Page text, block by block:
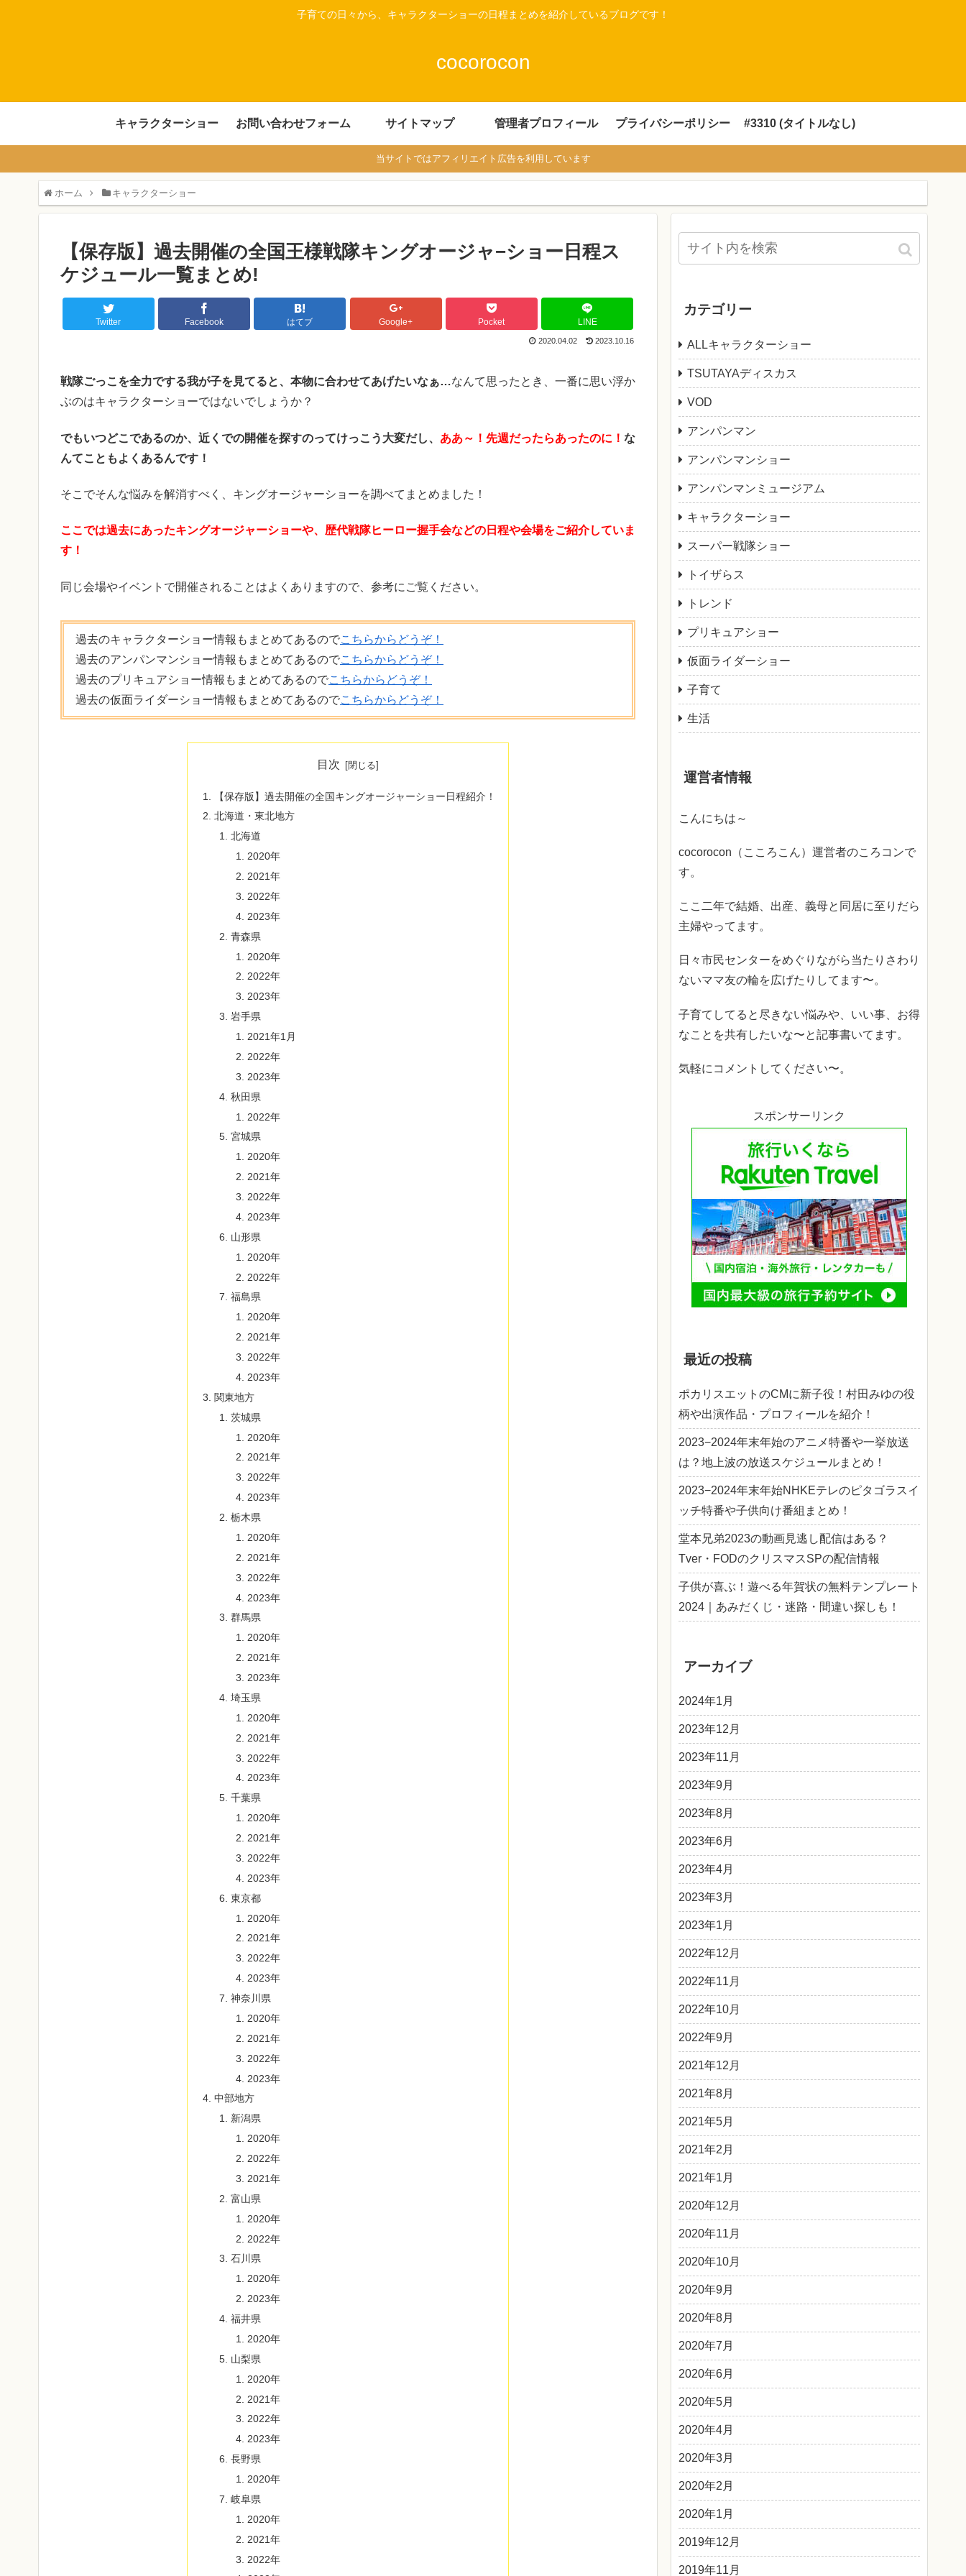
子育ての日々から、キャラクターショーの日程まとめを紹介しているブログです！
cocorocon
キャラクターショー お問い合わせフォーム サイトマップ 管理者プロフィール プライバシーポリシー #3310 (タイトルなし)
当サイトではアフィリエイト広告を利用しています
ホーム キャラクターショー
【保存版】過去開催の全国王様戦隊キングオージャ−ショー日程ス
ケジュール一覧まとめ!
Twitter Facebook はてブ Google+ Pocket LINE
2020.04.02 2023.10.16
戦隊ごっこを全力でする我が子を見てると、本物に合わせてあげたいなぁ…なんて思ったとき、一番に思い浮か
ぶのはキャラクターショーではないでしょうか？
でもいつどこであるのか、近くでの開催を探すのってけっこう大変だし、 ああ～！先週だったらあったのに！ な
んてこともよくあるんです！
そこでそんな悩みを解消すべく、キングオージャーショーを調べてまとめました！
ここでは過去にあったキングオージャーショーや、歴代戦隊ヒーロー握手会などの日程や会場をご紹介していま
す！
同じ会場やイベントで開催されることはよくありますので、参考にご覧ください。
過去のキャラクターショー情報もまとめてあるのでこちらからどうぞ！
過去のアンパンマンショー情報もまとめてあるのでこちらからどうぞ！
過去のプリキュアショー情報もまとめてあるのでこちらからどうぞ！
過去の仮面ライダーショー情報もまとめてあるのでこちらからどうぞ！
目次
【保存版】過去開催の全国キングオージャーショー日程紹介！
北海道・東北地方
北海道
2020年
2021年
2022年
2023年
青森県
2020年
2022年
2023年
岩手県
2021年1月
2022年
2023年
秋田県
2022年
宮城県
2020年
2021年
2022年
2023年
山形県
2020年
2022年
福島県
2020年
2021年
2022年
2023年
関東地方
茨城県
2020年
2021年
2022年
2023年
栃木県
2020年
2021年
2022年
2023年
群馬県
2020年
2021年
2023年
埼玉県
2020年
2021年
2022年
2023年
千葉県
2020年
2021年
2022年
2023年
東京都
2020年
2021年
2022年
2023年
神奈川県
2020年
2021年
2022年
2023年
中部地方
新潟県
2020年
2022年
2021年
富山県
2020年
2022年
石川県
2020年
2023年
福井県
2020年
山梨県
2020年
2021年
2022年
2023年
長野県
2020年
岐阜県
2020年
2021年
2022年
カテゴリー
ALLキャラクターショー
TSUTAYAディスカス
VOD
アンパンマン
アンパンマンショー
アンパンマンミュージアム
キャラクターショー
スーパー戦隊ショー
トイザらス
トレンド
プリキュアショー
仮面ライダーショー
子育て
生活
運営者情報
こんにちは～
cocorocon（こころこん）運営者のころコンで
す。
ここ二年で結婚、出産、義母と同居に至りだら
主婦やってます。
日々市民センターをめぐりながら当たりさわり
ないママ友の輪を広げたりしてます〜。
子育てしてると尽きない悩みや、いい事、お得
なことを共有したいな〜と記事書いてます。
気軽にコメントしてください〜。
スポンサーリンク
最近の投稿
ポカリスエットのCMに新子役！村田みゆの役
柄や出演作品・プロフィールを紹介！
2023−2024年末年始のアニメ特番や一挙放送
は？地上波の放送スケジュールまとめ！
2023−2024年末年始NHKEテレのピタゴラスイ
ッチ特番や子供向け番組まとめ！
堂本兄弟2023の動画見逃し配信はある？
Tver・FODのクリスマスSPの配信情報
子供が喜ぶ！遊べる年賀状の無料テンプレート
2024｜あみだくじ・迷路・間違い探しも！
アーカイブ
2024年1月
2023年12月
2023年11月
2023年9月
2023年8月
2023年6月
2023年4月
2023年3月
2023年1月
2022年12月
2022年11月
2022年10月
2022年9月
2021年12月
2021年8月
2021年5月
2021年2月
2021年1月
2020年12月
2020年11月
2020年10月
2020年9月
2020年8月
2020年7月
2020年6月
2020年5月
2020年4月
2020年3月
2020年2月
2020年1月
2019年12月
2019年11月